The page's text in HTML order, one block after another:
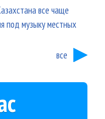
все чаще
под музыку местных
все